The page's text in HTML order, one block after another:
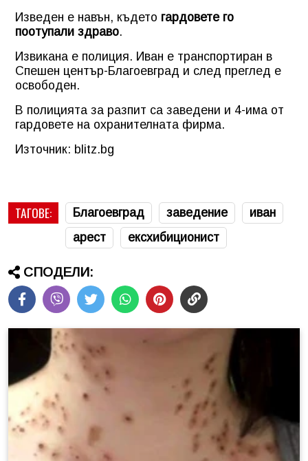
Изведен е навън, където гардовете го
поотупали здраво.
Извикана е полиция. Иван е транспортиран в
Спешен център-Благоевград и след преглед е
освободен.
В полицията за разпит са заведени и 4-има от
гардовете на охранителната фирма.
Източник: blitz.bg
ТАГОВЕ: Благоевград заведение
иван
арест
ексхибиционист
СПОДЕЛИ: